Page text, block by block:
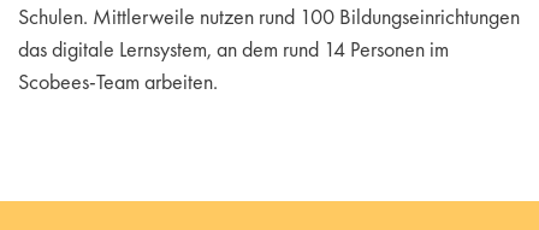
Schulen. Mittlerweile nutzen rund 100 Bildungseinrichtungen
das digitale Lernsystem, an dem rund 14 Personen im
Scobees-Team arbeiten.